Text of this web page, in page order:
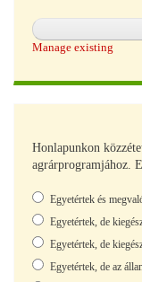
Manage existing
Honlapunkon
agrárprogramjához.
Választások
Egyetértek és
Egyetértek, de
Egyetértek, de
Egyetértek, de az